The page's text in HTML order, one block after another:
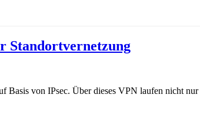
Standortvernetzung
von IPsec. Über dieses VPN laufen nicht